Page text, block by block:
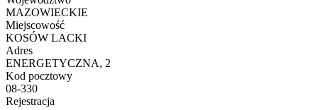
MAZOWIECKIE
Miejscowość
KOSÓW LACKI
Adres
ENERGETYCZNA, 2
Kod pocztowy
08-330
Rejestracja